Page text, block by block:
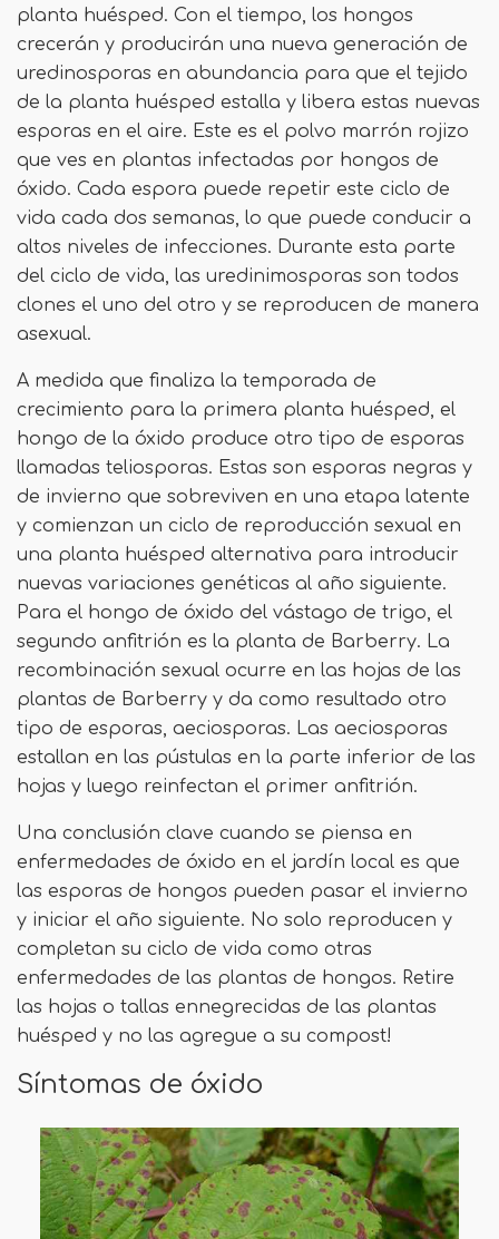
planta huésped. Con el tiempo, los hongos
crecerán y producirán una nueva generación de
uredinosporas en abundancia para que el tejido
de la planta huésped estalla y libera estas nuevas
esporas en el aire. Este es el polvo marrón rojizo
que ves en plantas infectadas por hongos de
óxido. Cada espora puede repetir este ciclo de
vida cada dos semanas, lo que puede conducir a
altos niveles de infecciones. Durante esta parte
del ciclo de vida, las uredinimosporas son todos
clones el uno del otro y se reproducen de manera
asexual.
A medida que finaliza la temporada de
crecimiento para la primera planta huésped, el
hongo de la óxido produce otro tipo de esporas
llamadas teliosporas. Estas son esporas negras y
de invierno que sobreviven en una etapa latente
y comienzan un ciclo de reproducción sexual en
una planta huésped alternativa para introducir
nuevas variaciones genéticas al año siguiente.
Para el hongo de óxido del vástago de trigo, el
segundo anfitrión es la planta de Barberry. La
recombinación sexual ocurre en las hojas de las
plantas de Barberry y da como resultado otro
tipo de esporas, aeciosporas. Las aeciosporas
estallan en las pústulas en la parte inferior de las
hojas y luego reinfectan el primer anfitrión.
Una conclusión clave cuando se piensa en
enfermedades de óxido en el jardín local es que
las esporas de hongos pueden pasar el invierno
y iniciar el año siguiente. No solo reproducen y
completan su ciclo de vida como otras
enfermedades de las plantas de hongos. Retire
las hojas o tallas ennegrecidas de las plantas
huésped y no las agregue a su compost!
Síntomas de óxido